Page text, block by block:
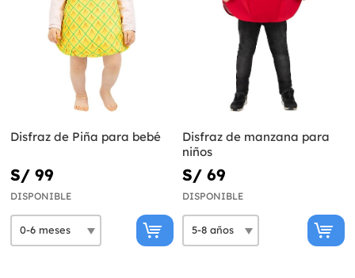
Disfraz de Piña para bebé
S/ 99
DISPONIBLE
Disfraz de manzana para
niños
S/ 69
DISPONIBLE